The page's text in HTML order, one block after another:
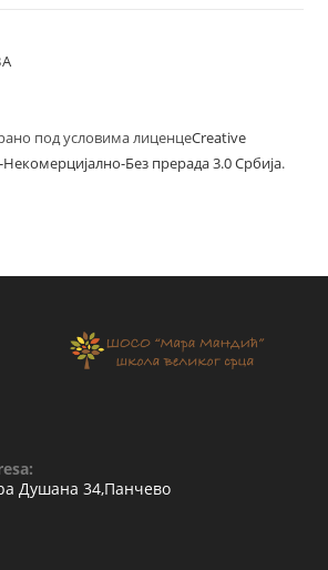
под условима лиценцеCreative
Без прерада 3.0 Србија.
Душана 34,Панчево